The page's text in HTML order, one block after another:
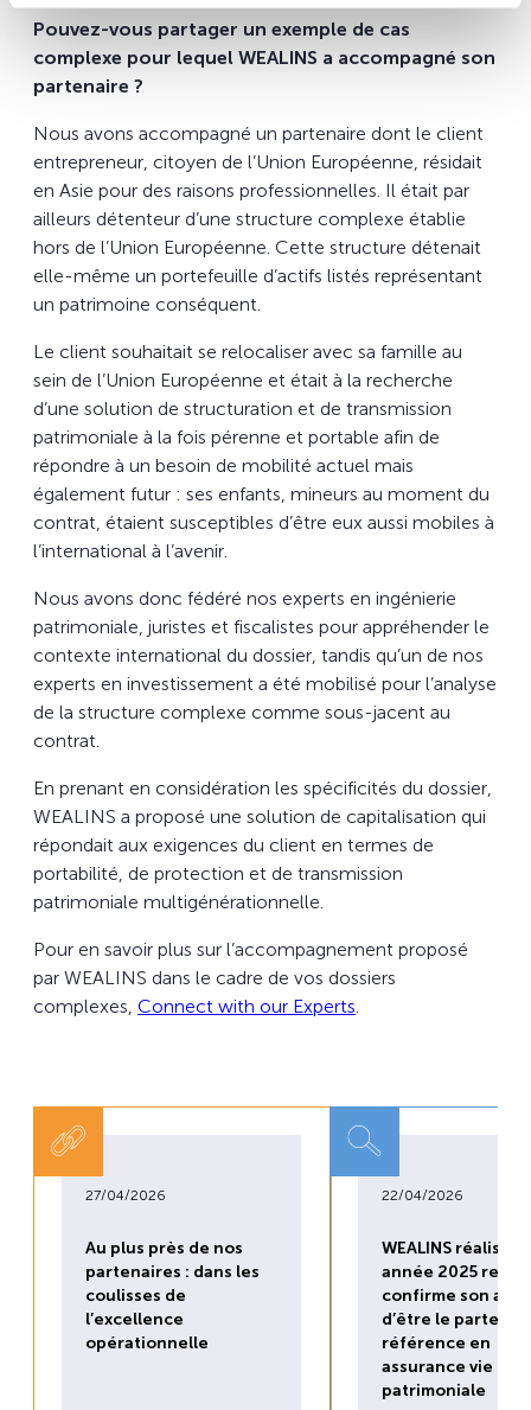
Pouvez-vous partager un exemple de cas
complexe pour lequel WEALINS a accompagné son
partenaire ?
Nous avons accompagné un partenaire dont le client
entrepreneur, citoyen de l’Union Européenne, résidait
en Asie pour des raisons professionnelles. Il était par
ailleurs détenteur d’une structure complexe établie
hors de l’Union Européenne. Cette structure détenait
elle-même un portefeuille d’actifs listés représentant
un patrimoine conséquent.
Le client souhaitait se relocaliser avec sa famille au
sein de l’Union Européenne et était à la recherche
d’une solution de structuration et de transmission
patrimoniale à la fois pérenne et portable afin de
répondre à un besoin de mobilité actuel mais
également futur : ses enfants, mineurs au moment du
contrat, étaient susceptibles d’être eux aussi mobiles à
l’international à l’avenir.
Nous avons donc fédéré nos experts en ingénierie
patrimoniale, juristes et fiscalistes pour appréhender le
contexte international du dossier, tandis qu’un de nos
experts en investissement a été mobilisé pour l’analyse
de la structure complexe comme sous-jacent au
contrat.
En prenant en considération les spécificités du dossier,
WEALINS a proposé une solution de capitalisation qui
répondait aux exigences du client en termes de
portabilité, de protection et de transmission
patrimoniale multigénérationnelle.
Pour en savoir plus sur l’accompagnement proposé
par WEALINS dans le cadre de vos dossiers
complexes, Connect with our Experts
27/04/2026
Au plus près de nos
partenaires : dans les
coulisses de
l’excellence
opérationnelle
22/04/2026
WEALINS réalise
année 2025
confirme son
d’être le
référence en
assurance vie
patrimoniale